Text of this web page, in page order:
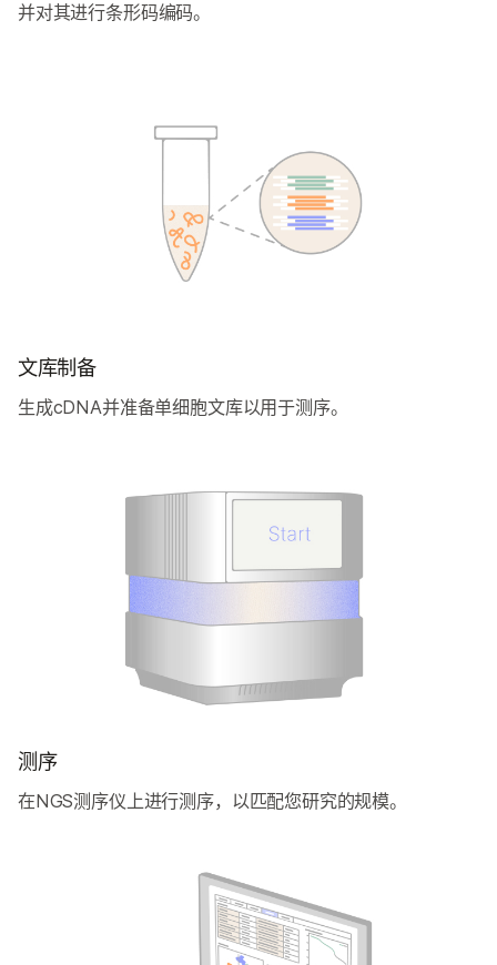
并对其进行条形码编码。
文库制备
生成cDNA并准备单细胞文库以用于测序。
测序
在NGS测序仪上进行测序，以匹配您研究的规模。